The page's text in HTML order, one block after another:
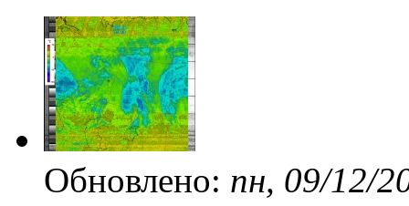
Обновлено: пн, 09/12/